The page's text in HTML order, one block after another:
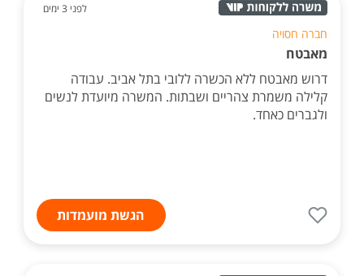
לפני 3 ימים
חברה חסויה
מאבטח
דרוש מאבטח ללא הכשרה ללובי בתל אביב. עבודה
קלילה משמרת צהריים ושבתות. המשרה מיועדת לנשים
ולגברים כאחד.
הגשת מועמדות